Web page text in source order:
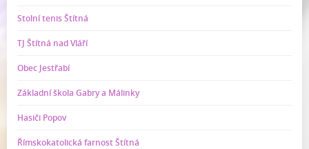
Stolní tenis Štítná
TJ Štítná nad Vláří
Obec Jestřabí
Základní škola Gabry a Málinky
Hasiči Popov
Římskokatolická farnost Štítná